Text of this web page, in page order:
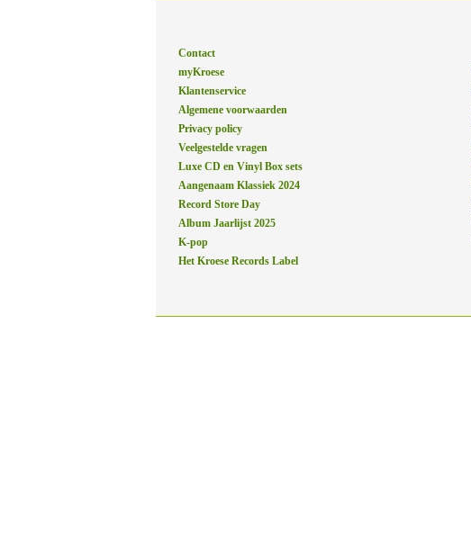
Contact
myKroese
Klantenservice
Algemene voorwaarden
Privacy policy
Veelgestelde vragen
Luxe CD en Vinyl Box sets
Aangenaam Klassiek 2024
Record Store Day
Album Jaarlijst 2025
K-pop
Het Kroese Records Label